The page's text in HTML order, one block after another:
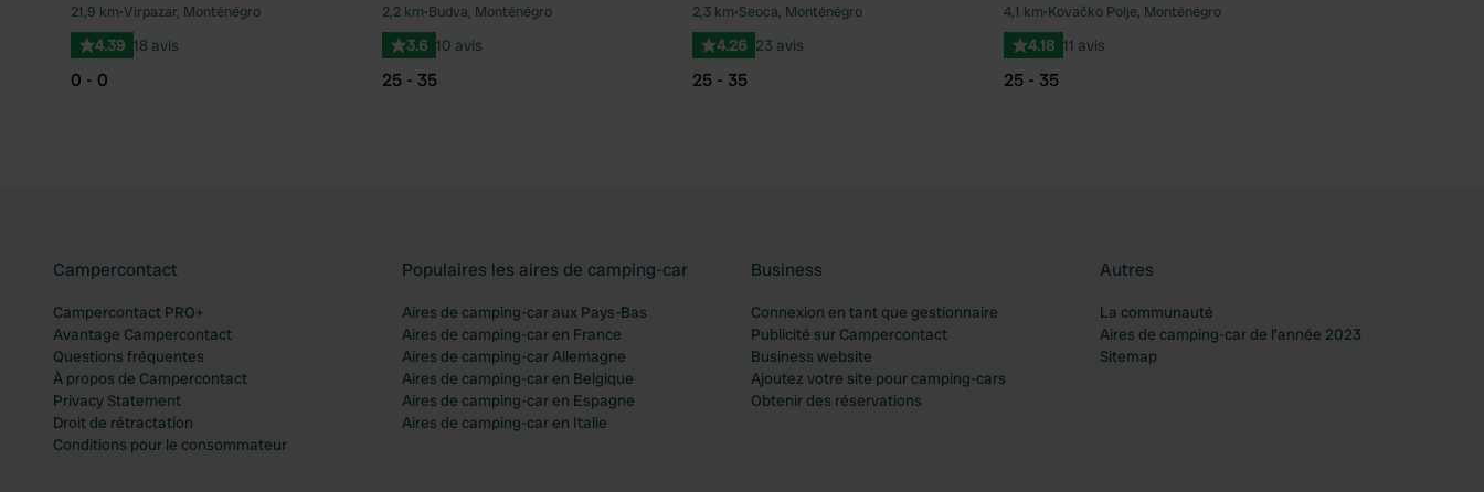
Préféré
21,9 km•Virpazar, Monténégro
4.39 18 avis
0 - 0
Préféré
2,2 km•Budva, Monténégro
3.6 10 avis
25 - 35
Préféré
2,3 km•Seoca, Monténégro
4.26 23 avis
25 - 35
4,1 km•Kovačko Polje, Monténégro
4.18 11 avis
25 - 35
Campercontact
Campercontact PRO+
Avantage Campercontact
Questions fréquentes
À propos de Campercontact
Privacy Statement
Droit de rétractation
Conditions pour le consommateur
Populaires les aires de camping-car
Aires de camping-car aux Pays-Bas
Aires de camping-car en France
Aires de camping-car Allemagne
Aires de camping-car en Belgique
Aires de camping-car en Espagne
Aires de camping-car en Italie
Business
Connexion en tant que gestionnaire
Publicité sur Campercontact
Business website
Ajoutez votre site pour camping-cars
Obtenir des réservations
Autres
La communauté
Aires de camping-car de l’année 2023
Sitemap